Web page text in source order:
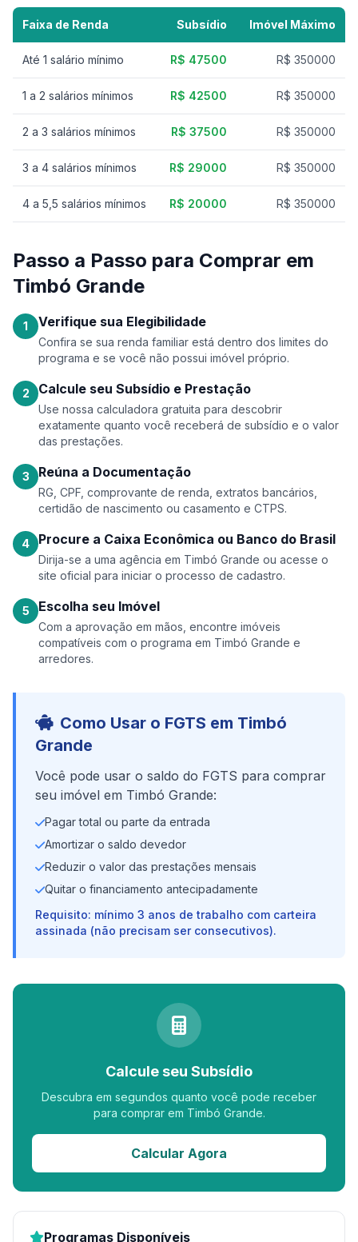
Faixa de Renda Subsídio Imóvel Máximo
Até 1 salário mínimo R$ 47500 R$ 350000
1 a 2 salários mínimos R$ 42500 R$ 350000
2 a 3 salários mínimos R$ 37500 R$ 350000
3 a 4 salários mínimos R$ 29000 R$ 350000
4 a 5,5 salários mínimos R$ 20000 R$ 350000
Passo a Passo para Comprar em
Timbó Grande
1 Verifique sua Elegibilidade
Confira se sua renda familiar está dentro dos limites do
programa e se você não possui imóvel próprio.
2 Calcule seu Subsídio e Prestação
Use nossa calculadora gratuita para descobrir
exatamente quanto você receberá de subsídio e o valor
das prestações.
3 Reúna a Documentação
RG, CPF, comprovante de renda, extratos bancários,
certidão de nascimento ou casamento e CTPS.
4 Procure a Caixa Econômica ou Banco do Brasil
Dirija-se a uma agência em Timbó Grande ou acesse o
site oficial para iniciar o processo de cadastro.
5 Escolha seu Imóvel
Com a aprovação em mãos, encontre imóveis
compatíveis com o programa em Timbó Grande e
arredores.
Como Usar o FGTS em Timbó
Grande
Você pode usar o saldo do FGTS para comprar
seu imóvel em Timbó Grande:
Pagar total ou parte da entrada
Amortizar o saldo devedor
Reduzir o valor das prestações mensais
Quitar o financiamento antecipadamente
Requisito: mínimo 3 anos de trabalho com carteira
assinada (não precisam ser consecutivos).
Calcule seu Subsídio
Descubra em segundos quanto você pode receber
para comprar em Timbó Grande.
Calcular Agora
Programas Disponíveis